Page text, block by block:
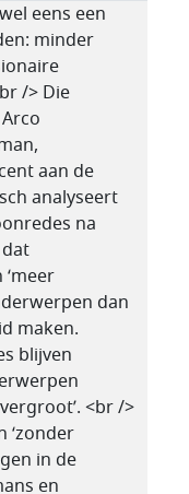
eens een
minder
/> Die
aan de
analyseert
na
dan
maken.
blijven
<br />
‘zonder
in de
en